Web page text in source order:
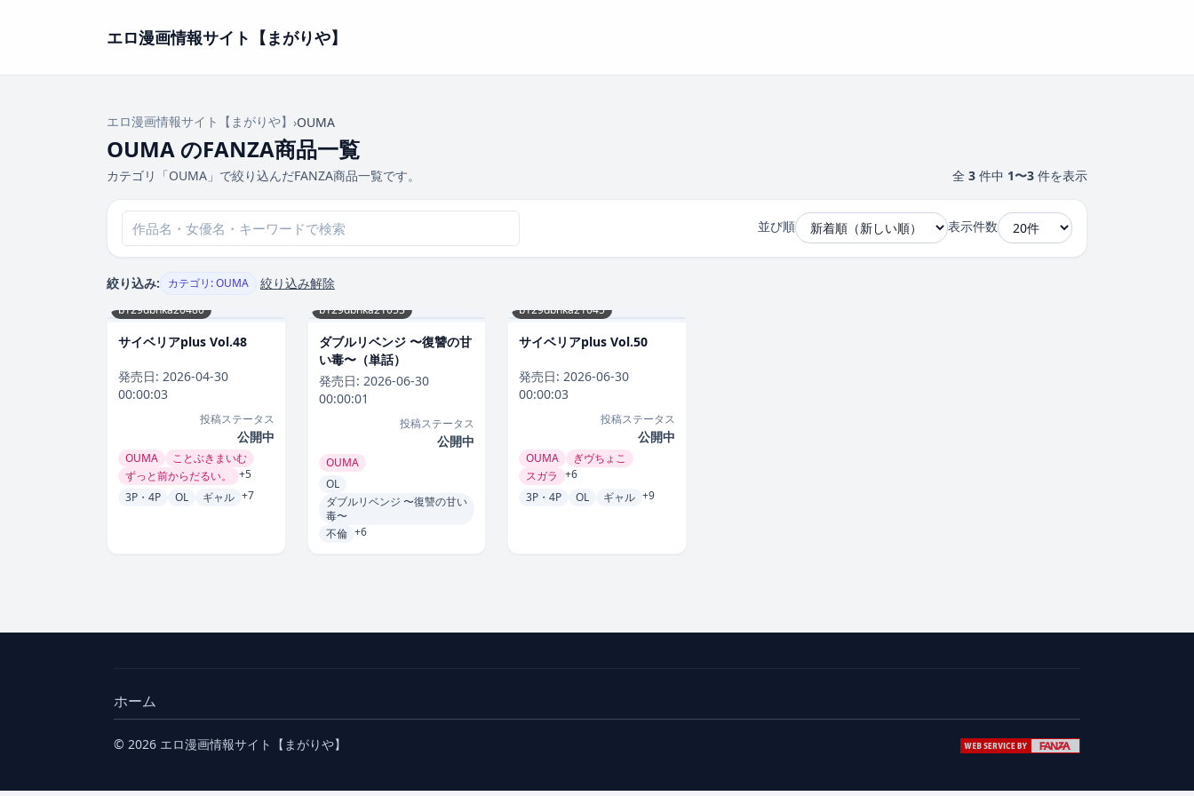
エロ漫画情報サイト【まがりや】
エロ漫画情報サイト【まがりや】 ›OUMA
OUMA のFANZA商品一覧
カテゴリ「OUMA」で絞り込んだFANZA商品一覧です。 全 3 件中 1〜3 件を表示
並び順 表示件数
絞り込み: カテゴリ: OUMA 絞り込み解除
b129dbnka20480
サイベリアplus Vol.48
発売日: 2026-04-30
00:00:03
投稿ステータス
公開中
OUMA
ことぶきまいむ
ずっと前からだるい。
+5
3P・4P
OL ギャル +7
b129dbnka21053
ダブルリベンジ 〜復讐の甘
い毒〜（単話）
発売日: 2026-06-30
00:00:01
投稿ステータス
公開中
OUMA
OL
ダブルリベンジ 〜復讐の甘い
毒〜
不倫 +6
b129dbnka21045
サイベリアplus Vol.50
発売日: 2026-06-30
00:00:03
投稿ステータス
公開中
OUMA
ぎヴちょこ
スガラ +6
3P・4P
OL ギャル +9
ホーム
© 2026 エロ漫画情報サイト【まがりや】